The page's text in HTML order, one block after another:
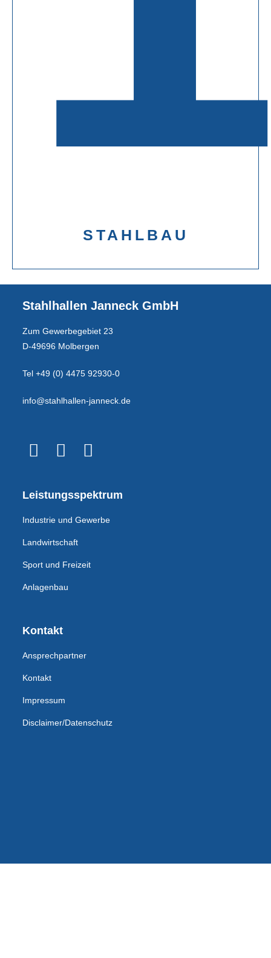
STAHLBAU
Stahlhallen Janneck GmbH
Zum Gewerbegebiet 23
D-49696 Molbergen
Tel +49 (0) 4475 92930-0
info@stahlhallen-janneck.de
Leistungsspektrum
Industrie und Gewerbe
Landwirtschaft
Sport und Freizeit
Anlagenbau
Kontakt
Ansprechpartner
Kontakt
Impressum
Disclaimer/Datenschutz